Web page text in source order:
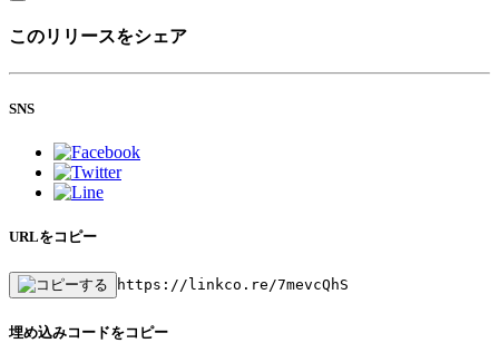
このリリースをシェア
SNS
URLをコピー
https://linkco.re/7mevcQhS
埋め込みコードをコピー